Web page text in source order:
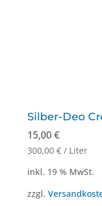
Silber-Deo
15,00€
300,00 €/ Liter
inkl. 19 % MwSt.
zzgl.